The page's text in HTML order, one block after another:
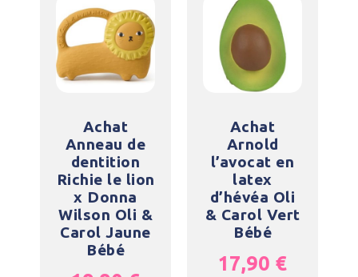
Achat
Anneau de
dentition
Richie le lion
x Donna
Wilson Oli &
Carol Jaune
Bébé
Achat
Arnold
l’avocat en
latex
d’hévéa Oli
& Carol Vert
Bébé
17,90 €